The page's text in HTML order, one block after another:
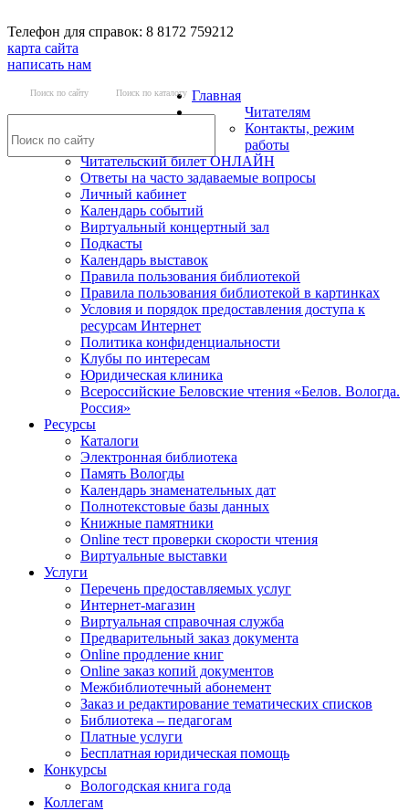
Телефон для справок: 8 8172 759212
карта сайта
написать нам
Поиск по сайту Поиск по каталогу Главная
Читателям
Контакты, режим
работы
Читательский билет ОНЛАЙН
Ответы на часто задаваемые вопросы
Личный кабинет
Календарь событий
Виртуальный концертный зал
Подкасты
Календарь выставок
Правила пользования библиотекой
Правила пользования библиотекой в картинках
Условия и порядок предоставления доступа к
ресурсам Интернет
Политика конфиденциальности
Клубы по интересам
Юридическая клиника
Всероссийские Беловские чтения «Белов. Вологда.
Россия»
Ресурсы
Каталоги
Электронная библиотека
Память Вологды
Календарь знаменательных дат
Полнотекстовые базы данных
Книжные памятники
Online тест проверки скорости чтения
Виртуальные выставки
Услуги
Перечень предоставляемых услуг
Интернет-магазин
Виртуальная справочная служба
Предварительный заказ документа
Online продление книг
Online заказ копий документов
Межбиблиотечный абонемент
Заказ и редактирование тематических списков
Библиотека – педагогам
Платные услуги
Бесплатная юридическая помощь
Конкурсы
Вологодская книга года
Коллегам